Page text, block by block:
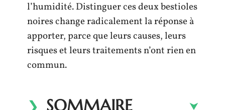
l’humidité. Distinguer ces deux bestioles
noires change radicalement la réponse à
apporter, parce que leurs causes, leurs
risques et leurs traitements n’ont rien en
commun.
SOMMAIRE